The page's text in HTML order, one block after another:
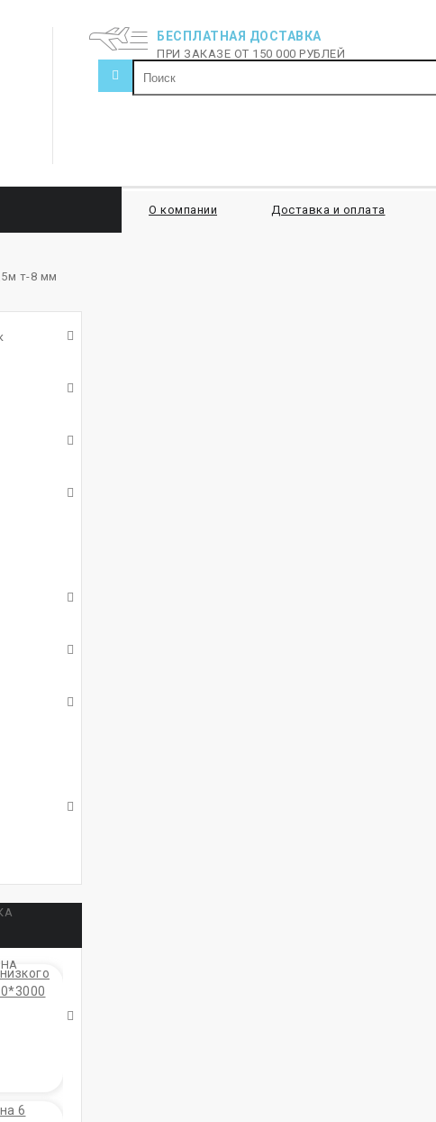
БЕСПЛАТНАЯ ДОСТАВКА
ПРИ ЗАКАЗЕ ОТ 150 000 РУБЛЕЙ
О компании Доставка и оплата
т-8 мм
6